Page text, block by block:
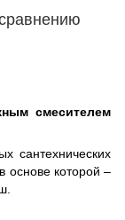
смесителем
сантехнических
основе которой –